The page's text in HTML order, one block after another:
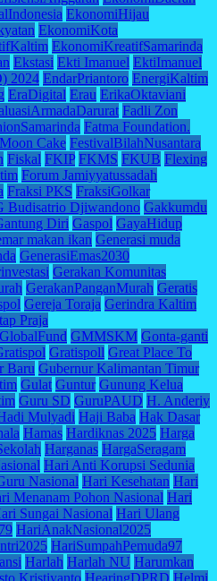
EkonomiHijau
EkonomiKota
EkonomiKreatifSamarinda
Ekstasi Ekti Imanuel EktiImanuel
2024 EndarPriantoro EnergiKaltim
EraDigital Erau ErikaOktaviani
Fadli Zon
Fatma Foundation.
Cake FestivalBilahNusantara
Fiskal FKIP FKMS FKUB Flexing
Forum Jamiyyatussadah
Fraksi PKS FraksiGolkar
Budisatrio Djiwandono Gakkumdu
Diri Gaspol GayaHidup
makan ikan Generasi muda
GenerasiEmas2030
Gerakan Komunitas
GerakanPanganMurah Geratis
Gereja Toraja Gerindra Kaltim
Praja
GlobalFund GMMSKM Gonta-ganti
Gratispoll Great Place To
Baru Gubernur Kalimantan Timur
Gulat Guntur Gunung Kelua
Guru SD GuruPAUD H. Anderiy
Mulyadi Haji Baba Hak Dasar
Hamas Hardiknas 2025 Harga
Harganas HargaSeragam
Hari Anti Korupsi Sedunia
Nasional Hari Kesehatan Hari
Menanam Pohon Nasional Hari
Sungai Nasional Hari Ulang
HariAnakNasional2025
HariSumpahPemuda97
Harlah Harlah NU Harumkan
Kristiyanto HearingDPRD Helmi